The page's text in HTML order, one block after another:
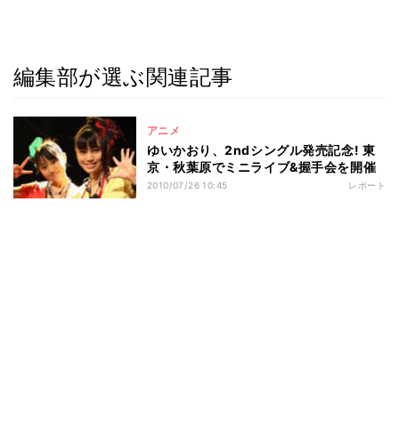
編集部が選ぶ関連記事
アニメ
ゆいかおり、2ndシングル発売記念! 東
京・秋葉原でミニライブ&握手会を開催
2010/07/26 10:45 レポート